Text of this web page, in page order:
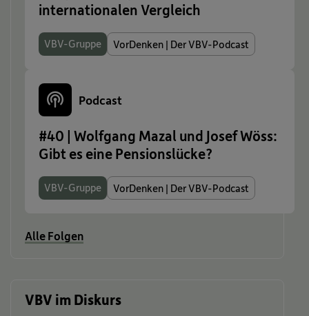
internationalen Vergleich
VBV-Gruppe VorDenken | Der VBV-Podcast
Podcast
#40 | Wolfgang Mazal und Josef Wöss:
Gibt es eine Pensionslücke?
VBV-Gruppe VorDenken | Der VBV-Podcast
Alle Folgen
VBV im Diskurs